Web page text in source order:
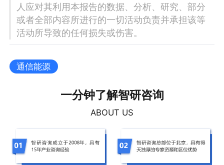
人应对其利用本报告的数据、分析、研究、部分
或者全部内容所进行的一切活动负责并承担该等
活动所导致的任何损失或伤害。
通信能源
一分钟了解智研咨询
ABOUT US